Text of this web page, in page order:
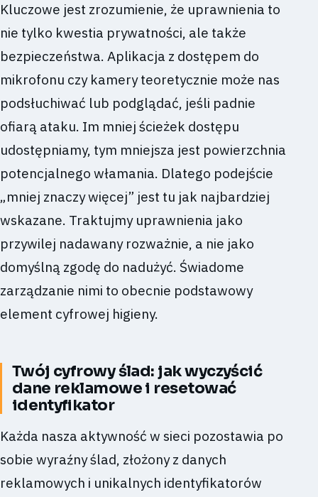
Kluczowe jest zrozumienie, że uprawnienia to
nie tylko kwestia prywatności, ale także
bezpieczeństwa. Aplikacja z dostępem do
mikrofonu czy kamery teoretycznie może nas
podsłuchiwać lub podglądać, jeśli padnie
ofiarą ataku. Im mniej ścieżek dostępu
udostępniamy, tym mniejsza jest powierzchnia
potencjalnego włamania. Dlatego podejście
„mniej znaczy więcej” jest tu jak najbardziej
wskazane. Traktujmy uprawnienia jako
przywilej nadawany rozważnie, a nie jako
domyślną zgodę do nadużyć. Świadome
zarządzanie nimi to obecnie podstawowy
element cyfrowej higieny.
Twój cyfrowy ślad: jak wyczyścić
dane reklamowe i resetować
identyfikator
Każda nasza aktywność w sieci pozostawia po
sobie wyraźny ślad, złożony z danych
reklamowych i unikalnych identyfikatorów